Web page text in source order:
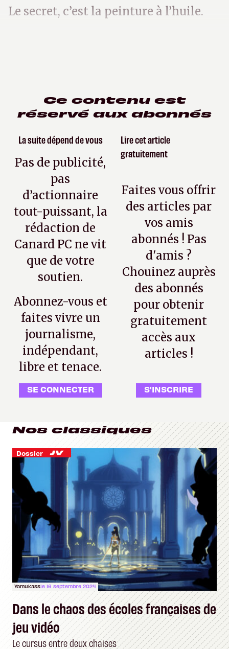
Le secret, c’est la peinture à l’huile.
Ce contenu est
réservé aux abonnés
La suite dépend de vous
Pas de publicité,
pas
d’actionnaire
tout-puissant, la
rédaction de
Canard PC ne vit
que de votre
soutien.
Abonnez-vous et
faites vivre un
journalisme,
indépendant,
libre et tenace.
SE CONNECTER
Lire cet article
gratuitement
Faites vous offrir
des articles par
vos amis
abonnés ! Pas
d'amis ?
Chouinez auprès
des abonnés
pour obtenir
gratuitement
accès aux
articles !
S'INSCRIRE
Nos classiques
Dossier
Yamukassle 16 septembre 2024
Dans le chaos des écoles françaises de
jeu vidéo
Le cursus entre deux chaises